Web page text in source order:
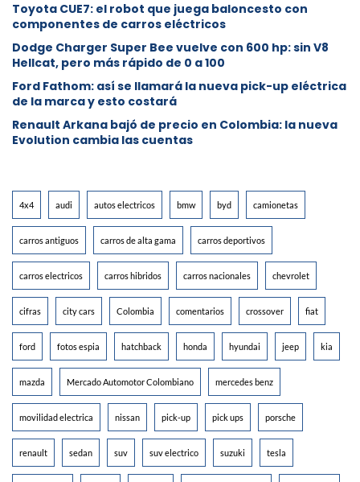
Toyota CUE7: el robot que juega baloncesto con
componentes de carros eléctricos
Dodge Charger Super Bee vuelve con 600 hp: sin V8
Hellcat, pero más rápido de 0 a 100
Ford Fathom: así se llamará la nueva pick-up eléctrica
de la marca y esto costará
Renault Arkana bajó de precio en Colombia: la nueva
Evolution cambia las cuentas
4x4 audi autos electricos bmw byd camionetas
carros antiguos carros de alta gama carros deportivos
carros electricos carros hibridos carros nacionales chevrolet
cifras city cars Colombia comentarios crossover fiat
ford fotos espia hatchback honda hyundai jeep kia
mazda Mercado Automotor Colombiano mercedes benz
movilidad electrica nissan pick-up pick ups porsche
renault sedan suv suv electrico suzuki tesla